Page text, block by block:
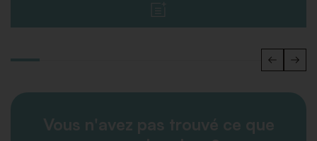
Vous n'avez pas trouvé ce que